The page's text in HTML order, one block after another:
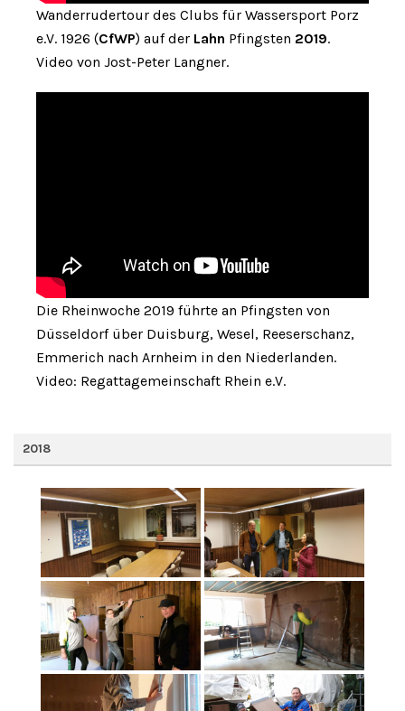
Wanderrudertour des Clubs für Wassersport Porz
e.V. 1926 (CfWP) auf der Lahn Pfingsten 2019.
Video von Jost-Peter Langner.
Die Rheinwoche 2019 führte an Pfingsten von
Düsseldorf über Duisburg, Wesel, Reeserschanz,
Emmerich nach Arnheim in den Niederlanden.
Video: Regattagemeinschaft Rhein e.V.
2018